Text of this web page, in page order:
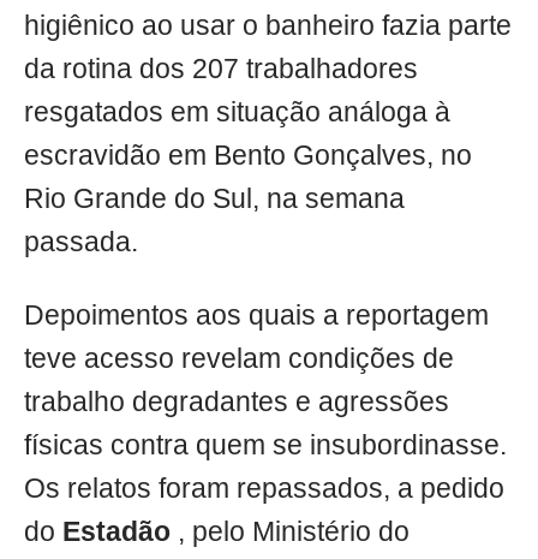
higiênico ao usar o banheiro fazia parte
da rotina dos 207 trabalhadores
resgatados em situação análoga à
escravidão em Bento Gonçalves, no
Rio Grande do Sul, na semana
passada.
Depoimentos aos quais a reportagem
teve acesso revelam condições de
trabalho degradantes e agressões
físicas contra quem se insubordinasse.
Os relatos foram repassados, a pedido
do Estadão , pelo Ministério do